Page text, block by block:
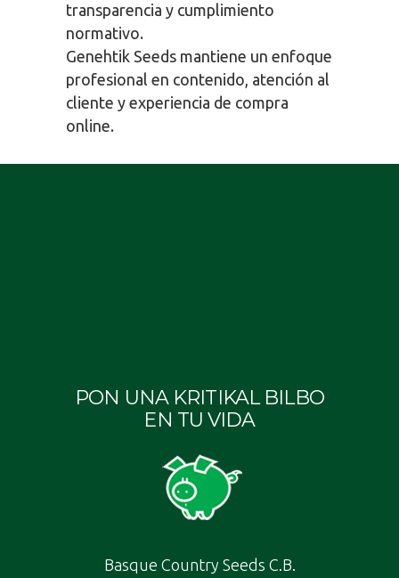
transparencia y cumplimiento
normativo.
Genehtik Seeds mantiene un enfoque
profesional en contenido, atención al
cliente y experiencia de compra
online.
PON UNA KRITIKAL BILBO
EN TU VIDA
Basque Country Seeds C.B.